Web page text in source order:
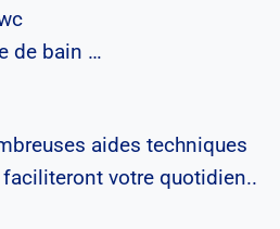
de bain …
aides techniques
faciliteront votre quotidien..